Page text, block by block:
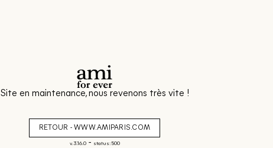
Site en maintenance, nous revenons très vite !
RETOUR - WWW.AMIPARIS.COM
v. 3.16.0- status: 500